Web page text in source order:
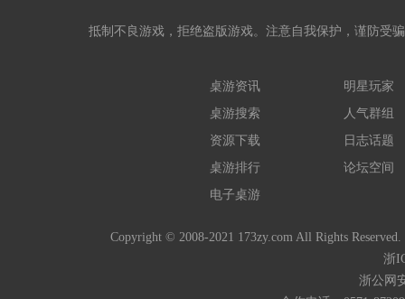
抵制不良游戏，拒绝盗版游戏。注意自我保护，谨防受
桌游资讯
桌游搜索
资源下载
桌游排行
电子桌游
明星玩家
人气群组
日志话题
论坛空间
Copyright © 2008-2021 173zy.com All Rights
浙
浙公网